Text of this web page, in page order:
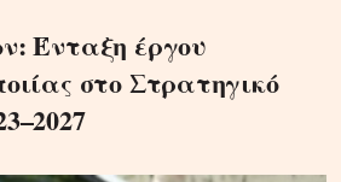
Ένταξη έργου
στο Στρατηγικό